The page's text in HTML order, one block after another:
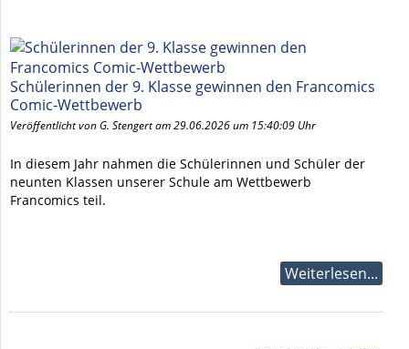
Schülerinnen der 9. Klasse gewinnen den Francomics
Comic-Wettbewerb
Veröffentlicht von G. Stengert am 29.06.2026 um 15:40:09 Uhr
In diesem Jahr nahmen die Schülerinnen und Schüler der
neunten Klassen unserer Schule am Wettbewerb
Francomics teil.
Weiterlesen...